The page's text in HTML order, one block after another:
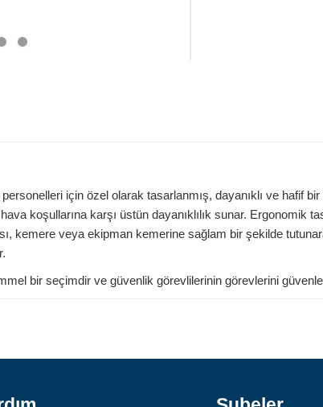
için özel olarak tasarlanmış, dayanıklı ve hafif
koşullarına karşı üstün dayanıklılık sunar. Ergonomik
kemere veya ekipman kemerine sağlam bir şekilde
bir seçimdir ve güvenlik görevlilerinin görevlerini